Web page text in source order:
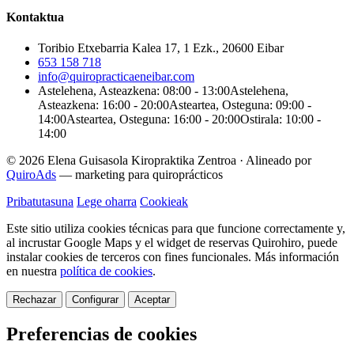
Kontaktua
Toribio Etxebarria Kalea 17, 1 Ezk., 20600 Eibar
653 158 718
info@quiropracticaeneibar.com
Astelehena, Asteazkena: 08:00 - 13:00Astelehena,
Asteazkena: 16:00 - 20:00Asteartea, Osteguna: 09:00 -
14:00Asteartea, Osteguna: 16:00 - 20:00Ostirala: 10:00 -
14:00
© 2026 Elena Guisasola Kiropraktika Zentroa · Alineado por
QuiroAds — marketing para quiroprácticos
Pribatutasuna Lege oharra Cookieak
Este sitio utiliza cookies técnicas para que funcione correctamente y,
al incrustar Google Maps y el widget de reservas Quirohiro, puede
instalar cookies de terceros con fines funcionales. Más información
en nuestra política de cookies.
Rechazar Configurar Aceptar
Preferencias de cookies